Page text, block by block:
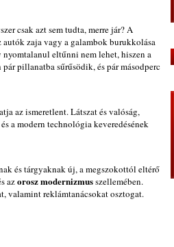
csak azt sem tudta, merre jár? A
autók zaja vagy a galambok burukkolása
eltűnni nem lehet, hiszen a
pillanatba sűrűsödik, és pár másodperc
az ismeretlent. Látszat és valóság,
a modern technológia keveredésének
és tárgyaknak új, a megszokottól eltérő
azorosz modernizmusszellemében.
valamint reklámtanácsokat osztogat.